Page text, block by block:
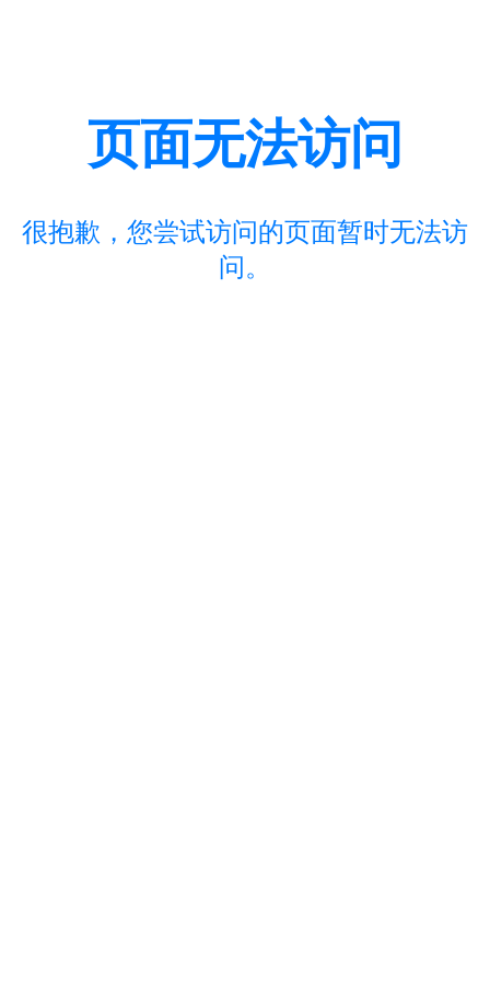
页面无法访问
很抱歉，您尝试访问的页面暂时无法访
问。